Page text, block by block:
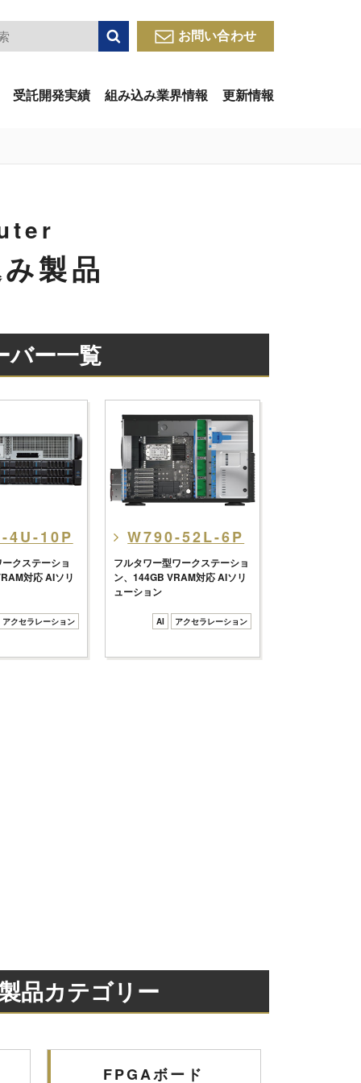
検索 お問い合わせ
受託開発実績 組み込み業界情報 更新情報
製品
ー一覧
4U-10P
クステーショ
対応 AIソリ
アクセラレーション
W790-52L-6P
フルタワー型ワークステーショ
ン、144GB VRAM対応 AIソリ
ューション
AI アクセラレーション
品カテゴリー
FPGAボード